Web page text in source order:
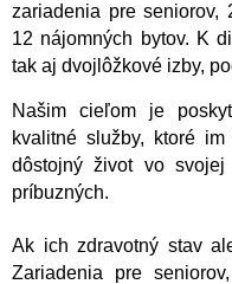
zariadenia pre seniorov,
12 nájomných bytov. K
tak aj dvojlôžkové izby,
Našim cieľom je
kvalitné služby, ktoré
dôstojný život vo
príbuzných.
Ak ich zdravotný stav
Zariadenia pre